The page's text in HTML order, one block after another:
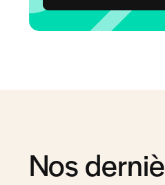
Nos